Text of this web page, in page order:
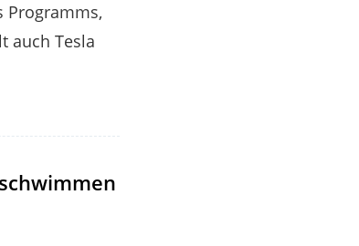
Programms,
auch Tesla